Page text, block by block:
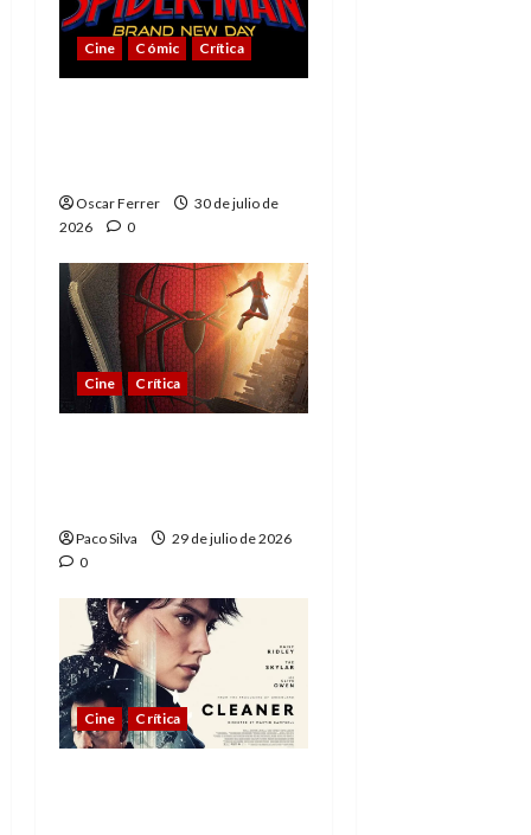
Cine Cómic Crítica
Oscar Ferrer
30 de julio de
2026
0
Cine Crítica
Paco Silva
29 de julio de 2026
0
Cine Crítica